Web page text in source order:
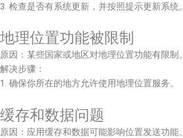
3. 检查是否有系统更新，并按照提示更新系统。
地理位置功能被限制
原因：某些国家或地区对地理位置功能有限制。
解决步骤：
1. 确保你所在的地方允许使用地理位置服务。
缓存和数据问题
原因：应用缓存和数据可能影响位置发送功能。